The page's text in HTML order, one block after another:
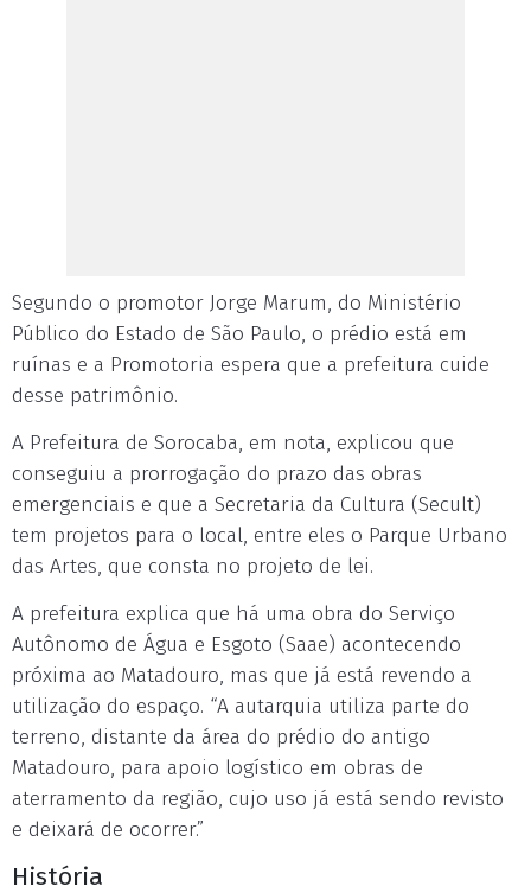
Segundo o promotor Jorge Marum, do Ministério
Público do Estado de São Paulo, o prédio está em
ruínas e a Promotoria espera que a prefeitura cuide
desse patrimônio.
A Prefeitura de Sorocaba, em nota, explicou que
conseguiu a prorrogação do prazo das obras
emergenciais e que a Secretaria da Cultura (Secult)
tem projetos para o local, entre eles o Parque Urbano
das Artes, que consta no projeto de lei.
A prefeitura explica que há uma obra do Serviço
Autônomo de Água e Esgoto (Saae) acontecendo
próxima ao Matadouro, mas que já está revendo a
utilização do espaço. “A autarquia utiliza parte do
terreno, distante da área do prédio do antigo
Matadouro, para apoio logístico em obras de
aterramento da região, cujo uso já está sendo revisto
e deixará de ocorrer.”
História